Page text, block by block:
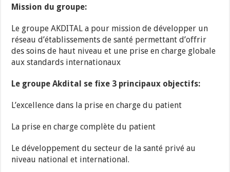
Mission du groupe:
Le groupe AKDITAL a pour mission de développer un
réseau d’établissements de santé permettant d’offrir
des soins de haut niveau et une prise en charge globale
aux standards internationaux
Le groupe Akdital se fixe 3 principaux objectifs:
L’excellence dans la prise en charge du patient
La prise en charge complète du patient
Le développement du secteur de la santé privé au
niveau national et international.